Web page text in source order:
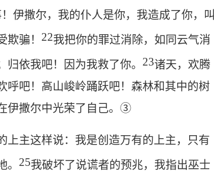
伊撒尔，我的仆人是你，我造成了你，叫
骗！ 22我把你的罪过消除，如同云气消
依我吧！因为我救了你。 23诸天，欢腾
呼吧！高山峻岭踊跃吧！森林和其中的树
伊撒尔中光荣了自己。③
上主这样说：我是创造万有的上主，只有
25我破坏了说谎者的预兆，我指出巫士